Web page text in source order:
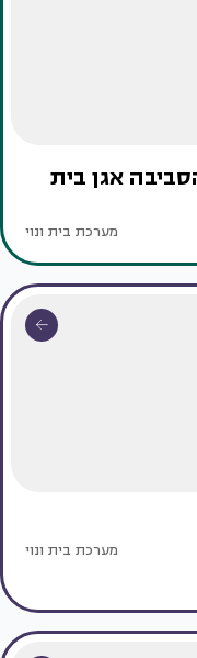
אגן בית
מערכת בית ונוי
מערכת בית ונוי